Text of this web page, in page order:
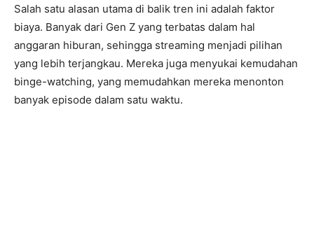
Salah satu alasan utama di balik tren ini adalah faktor
biaya. Banyak dari Gen Z yang terbatas dalam hal
anggaran hiburan, sehingga streaming menjadi pilihan
yang lebih terjangkau. Mereka juga menyukai kemudahan
binge-watching, yang memudahkan mereka menonton
banyak episode dalam satu waktu.